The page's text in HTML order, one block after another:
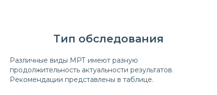
Тип обследования
Различные виды МРТ имеют разную
продолжительность актуальности результатов.
Рекомендации представлены в таблице.